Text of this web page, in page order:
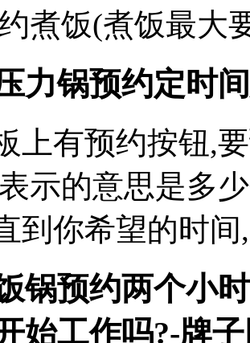
煮饭(煮饭最大
力锅预约定时
上有预约按钮,
示的意思是多
到你希望的时
锅预约两个小
始工作吗?-牌